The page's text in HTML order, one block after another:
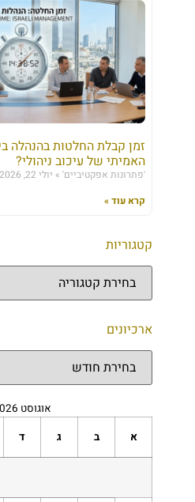
זמן קבלת החלטות בהנהלה
האמיתי של עיכוב ניהולי?
'פתרונות אפקטיביים'
יולי 22, 2026
קרא עוד »
קטגוריות
ארכיונים
אוגוסט 2026
א
ב ג ד